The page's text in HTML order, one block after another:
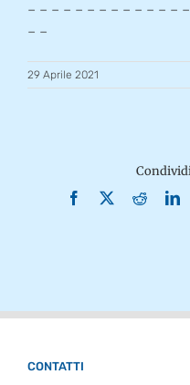
– – – – – – – – – – – – –
– –
29 Aprile 2021
Facebook
X Reddit
CONTATTI